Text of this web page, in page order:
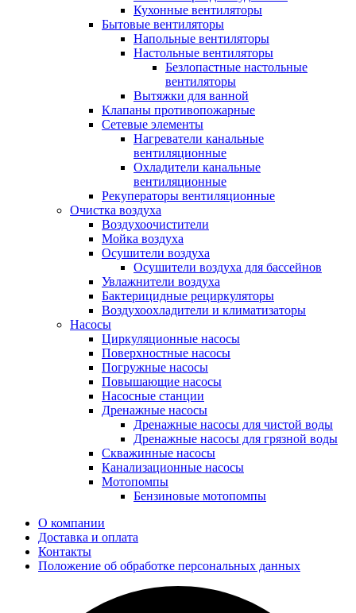
Кухонные вентиляторы
Бытовые вентиляторы
Напольные вентиляторы
Настольные вентиляторы
Безлопастные настольные
вентиляторы
Вытяжки для ванной
Клапаны противопожарные
Сетевые элементы
Нагреватели канальные
вентиляционные
Охладители канальные
вентиляционные
Рекуператоры вентиляционные
Очистка воздуха
Воздухоочистители
Мойка воздуха
Осушители воздуха
Осушители воздуха для бассейнов
Увлажнители воздуха
Бактерицидные рециркуляторы
Воздухоохладители и климатизаторы
Насосы
Циркуляционные насосы
Поверхностные насосы
Погружные насосы
Повышающие насосы
Насосные станции
Дренажные насосы
Дренажные насосы для чистой воды
Дренажные насосы для грязной воды
Скважинные насосы
Канализационные насосы
Мотопомпы
Бензиновые мотопомпы
О компании
Доставка и оплата
Контакты
Положение об обработке персональных данных